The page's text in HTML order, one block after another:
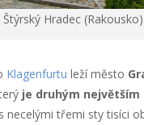
Štýrský Hradec (Rakousko)
Klagenfurtu leží město
je druhým
s necelými třemi sty tisíci